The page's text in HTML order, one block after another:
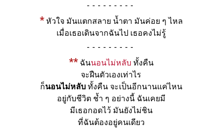
-
*หัวใจ มันแตกสลาย น้ำตา มันค่อย ๆ ไหล
เมื่อเธอเดินจากฉันไป เธอคงไม่รู้
-
**ฉันนอนไม่หลับ ทั้งคืน
จะฝืนตัวเองเท่าไร
ก็นอนไม่หลับทั้งคืน จะเป็นอีกนานแค่ไหน
อยู่กับชีวิต ช้ำ ๆ อย่างนี้ ฉันเคยมี
มีเธอกอดไว้ มันยังไม่ชิน
ที่ฉันต้องอยู่คนเดียว